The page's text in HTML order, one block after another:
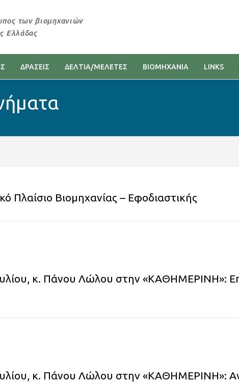
των βιομηχανιών
Ελλάδας
ΔΡΑΣΕΙΣ ΔΕΛΤΙΑ/ΜΕΛΕΤΕΣ ΒΙΟΜΗΧΑΝΙΑ LINKS
Πλαίσιο Βιομηχανίας – Εφοδιαστικής
κ. Πάνου Λώλου στην «ΚΑΘΗΜΕΡΙΝΗ»:
κ. Πάνου Λώλου στην «ΚΑΘΗΜΕΡΙΝΗ»: